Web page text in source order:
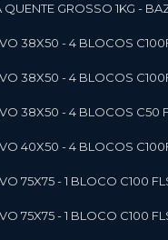
QUENTE GROSSO 1KG -
38X50 - 4 BLOCOS
38X50 - 4 BLOCOS
38X50 - 4 BLOCOS
40X50 - 4 BLOCOS
75X75 - 1 BLOCO C100
75X75 - 1 BLOCO C100